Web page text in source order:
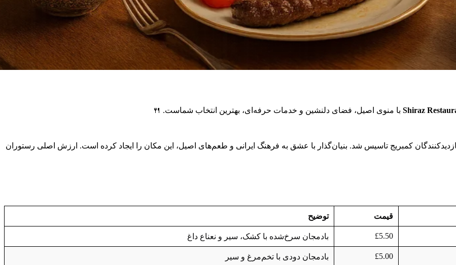
Shiraz با منوی اصیل، فضای دلنشین و خدمات حرفه‌ای، بهترین انتخاب شماست. 🍴
کمبریج تاسیس شد. بنیان‌گذار با عشق به فرهنگ ایرانی و طعم‌های اصیل، این مکان را ایجاد کرده است. ارزش اصلی رستوران
قیمت توضیح
£5.50 بادمجان سرخ‌شده با کشک، سیر و نعناع داغ
£5.00 بادمجان دودی با تخم‌مرغ و سیر